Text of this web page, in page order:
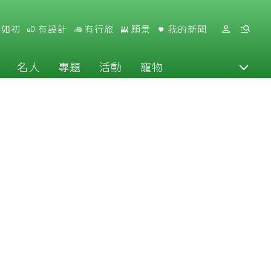
初 有設計 有行旅 願景 我的新聞
名人 專題 活動 寵物